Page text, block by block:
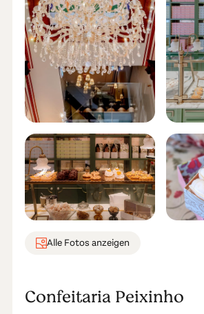
Alle Fotos anzeigen
Confeitaria Peixinho